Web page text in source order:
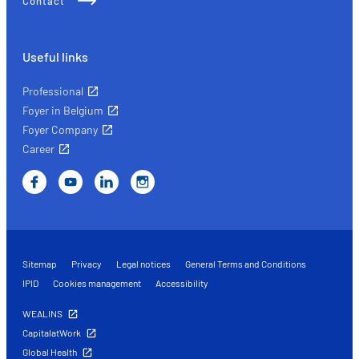
Useful links
Professional
Foyer in Belgium
Foyer Company
Career
Sitemap Privacy Legal notices
General Terms and Conditions
IPID
Cookies management Accessibility
WEALINS
CapitalatWork
Global Health